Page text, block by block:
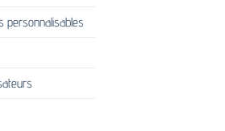
personnalisables